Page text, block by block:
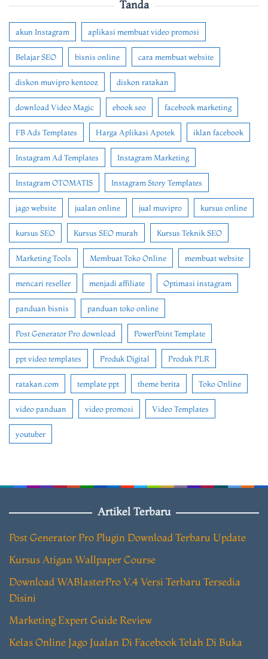
Tanda
akun Instagram aplikasi membuat video promosi
Belajar SEO bisnis online cara membuat website
diskon muvipro kentooz diskon ratakan
download Video Magic ebook seo facebook marketing
FB Ads Templates Harga Aplikasi Apotek iklan facebook
Instagram Ad Templates Instagram Marketing
Instagram OTOMATIS Instagram Story Templates
jago website jualan online jual muvipro kursus online
kursus SEO Kursus SEO murah Kursus Teknik SEO
Marketing Tools Membuat Toko Online membuat website
mencari reseller menjadi affiliate Optimasi instagram
panduan bisnis panduan toko online
Post Generator Pro download PowerPoint Template
ppt video templates Produk Digital Produk PLR
ratakan.com template ppt theme berita Toko Online
video panduan video promosi Video Templates
youtuber
Artikel Terbaru
Post Generator Pro Plugin Download Terbaru Update
Kursus Atigan Wallpaper Course
Download WABlasterPro V.4 Versi Terbaru Tersedia
Disini
Marketing Expert Guide Review
Kelas Online Jago Jualan Di Facebook Telah Di Buka